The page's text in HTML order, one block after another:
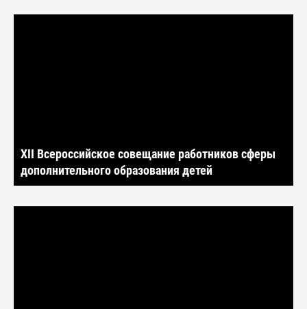
XII Всероссийское совещание работников сферы
дополнительного образования детей